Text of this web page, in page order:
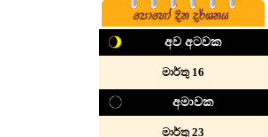
අව අටවක
මාර්තු 16
අමාවක
මාර්තු 23